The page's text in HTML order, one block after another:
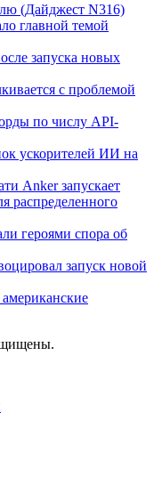
(Дайджест N316)
главной темой
запуска новых
с проблемой
по числу API-
ускорителей ИИ на
Anker запускает
распределенного
героями спора об
запуск новой